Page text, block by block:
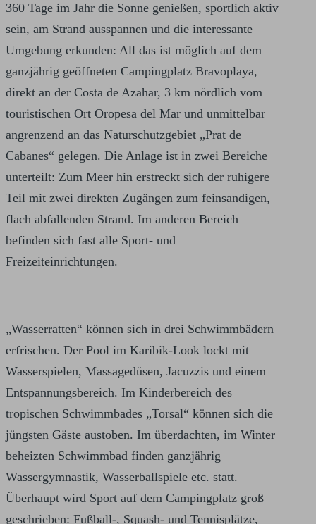
360 Tage im Jahr die Sonne genießen, sportlich aktiv
sein, am Strand ausspannen und die interessante
Umgebung erkunden: All das ist möglich auf dem
ganzjährig geöffneten Campingplatz Bravoplaya,
direkt an der Costa de Azahar, 3 km nördlich vom
touristischen Ort Oropesa del Mar und unmittelbar
angrenzend an das Naturschutzgebiet „Prat de
Cabanes“ gelegen. Die Anlage ist in zwei Bereiche
unterteilt: Zum Meer hin erstreckt sich der ruhigere
Teil mit zwei direkten Zugängen zum feinsandigen,
flach abfallenden Strand. Im anderen Bereich
befinden sich fast alle Sport- und
Freizeiteinrichtungen.
„Wasserratten“ können sich in drei Schwimmbädern
erfrischen. Der Pool im Karibik-Look lockt mit
Wasserspielen, Massagedüsen, Jacuzzis und einem
Entspannungsbereich. Im Kinderbereich des
tropischen Schwimmbades „Torsal“ können sich die
jüngsten Gäste austoben. Im überdachten, im Winter
beheizten Schwimmbad finden ganzjährig
Wassergymnastik, Wasserballspiele etc. statt.
Überhaupt wird Sport auf dem Campingplatz groß
geschrieben: Fußball-, Squash- und Tennisplätze,